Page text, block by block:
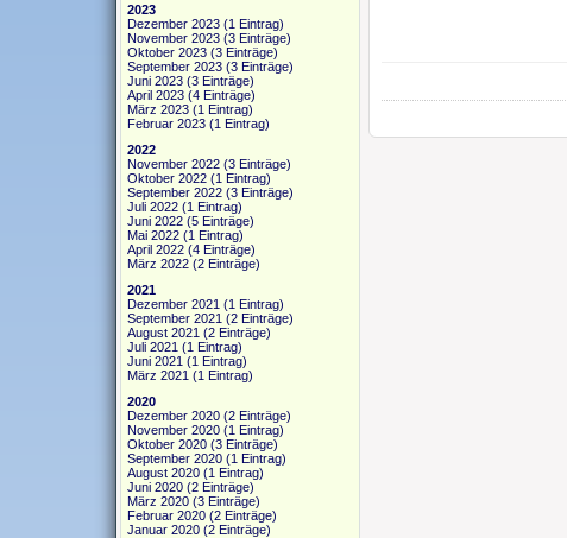
2023
Dezember 2023 (1 Eintrag)
November 2023 (3 Einträge)
Oktober 2023 (3 Einträge)
September 2023 (3 Einträge)
Juni 2023 (3 Einträge)
April 2023 (4 Einträge)
März 2023 (1 Eintrag)
Februar 2023 (1 Eintrag)
2022
November 2022 (3 Einträge)
Oktober 2022 (1 Eintrag)
September 2022 (3 Einträge)
Juli 2022 (1 Eintrag)
Juni 2022 (5 Einträge)
Mai 2022 (1 Eintrag)
April 2022 (4 Einträge)
März 2022 (2 Einträge)
2021
Dezember 2021 (1 Eintrag)
September 2021 (2 Einträge)
August 2021 (2 Einträge)
Juli 2021 (1 Eintrag)
Juni 2021 (1 Eintrag)
März 2021 (1 Eintrag)
2020
Dezember 2020 (2 Einträge)
November 2020 (1 Eintrag)
Oktober 2020 (3 Einträge)
September 2020 (1 Eintrag)
August 2020 (1 Eintrag)
Juni 2020 (2 Einträge)
März 2020 (3 Einträge)
Februar 2020 (2 Einträge)
Januar 2020 (2 Einträge)